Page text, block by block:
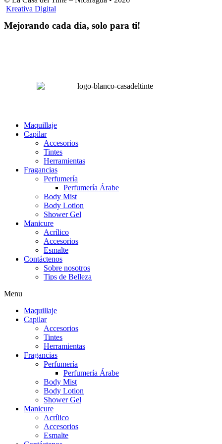
Kreativa Digital
Mejorando cada día, solo para ti!
Maquillaje
Capilar
Accesorios
Tintes
Herramientas
Fragancias
Perfumería
Perfumería Árabe
Body Mist
Body Lotion
Shower Gel
Manicure
Acrílico
Accesorios
Esmalte
Contáctenos
Sobre nosotros
Tips de Belleza
Menu
Maquillaje
Capilar
Accesorios
Tintes
Herramientas
Fragancias
Perfumería
Perfumería Árabe
Body Mist
Body Lotion
Shower Gel
Manicure
Acrílico
Accesorios
Esmalte